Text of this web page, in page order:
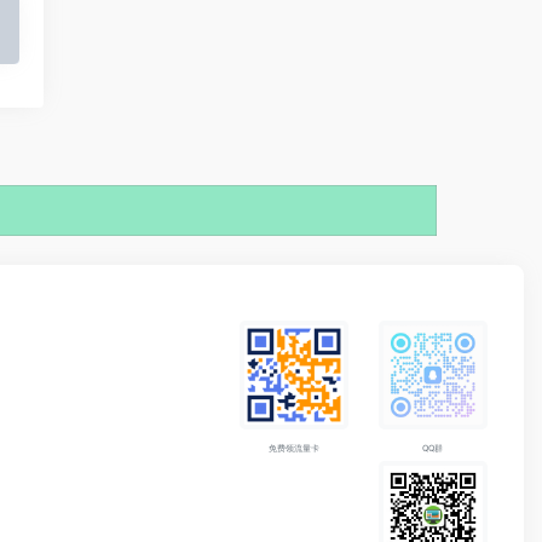
免费领流量卡 QQ群